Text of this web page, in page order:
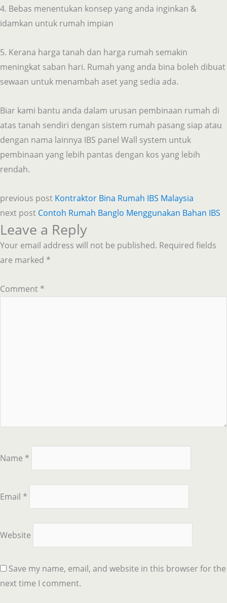
4. Bebas menentukan konsep yang anda inginkan &
idamkan untuk rumah impian
5. Kerana harga tanah dan harga rumah semakin
meningkat saban hari. Rumah yang anda bina boleh dibuat
sewaan untuk menambah aset yang sedia ada.
Biar kami bantu anda dalam urusan pembinaan rumah di
atas tanah sendiri dengan sistem rumah pasang siap atau
dengan nama lainnya IBS panel Wall system untuk
pembinaan yang lebih pantas dengan kos yang lebih
rendah.
previous post Kontraktor Bina Rumah IBS Malaysia
next post Contoh Rumah Banglo Menggunakan Bahan IBS
Leave a Reply
Your email address will not be published. Required fields
are marked *
Comment *
Name *
Email *
Website
Save my name, email, and website in this browser for the
next time I comment.